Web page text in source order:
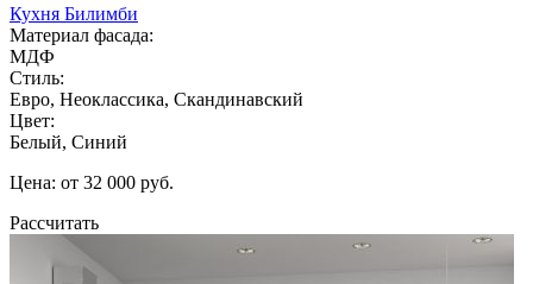
Кухня Билимби
Материал фасада:
МДФ
Стиль:
Евро, Неоклассика, Скандинавский
Цвет:
Белый, Синий
Цена: от 32 000 руб.
Рассчитать